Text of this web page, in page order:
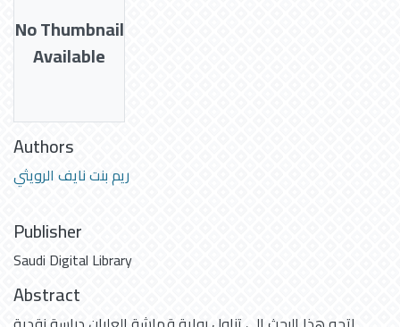
No Thumbnail
Available
Authors
ريم بنت نايف الرويثي
Publisher
Saudi Digital Library
Abstract